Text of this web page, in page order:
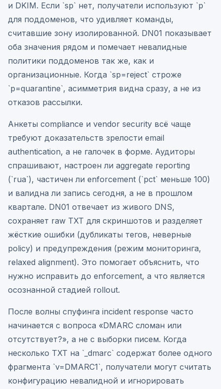
и DKIM. Если `sp` нет, получатели используют `p`
для поддоменов, что удивляет команды,
считавшие зону изолированной. DN01 показывает
оба значения рядом и помечает невалидные
политики поддоменов так же, как и
организационные. Когда `sp=reject` строже
`p=quarantine`, асимметрия видна сразу, а не из
отказов рассылки.
Анкеты compliance и vendor security всё чаще
требуют доказательств зрелости email
authentication, а не галочек в форме. Аудиторы
спрашивают, настроен ли aggregate reporting
(`rua`), частичен ли enforcement (`pct` меньше 100)
и валидна ли запись сегодня, а не в прошлом
квартале. DN01 отвечает из живого DNS,
сохраняет raw TXT для скриншотов и разделяет
жёсткие ошибки (дубликаты тегов, неверные
policy) и предупреждения (режим мониторинга,
relaxed alignment). Это помогает объяснить, что
нужно исправить до enforcement, а что является
осознанной стадией rollout.
После волны спуфинга incident response часто
начинается с вопроса «DMARC сломан или
отсутствует?», а не с выборки писем. Когда
несколько TXT на `_dmarc` содержат более одного
фрагмента `v=DMARC1`, получатели могут считать
конфигурацию невалидной и игнорировать